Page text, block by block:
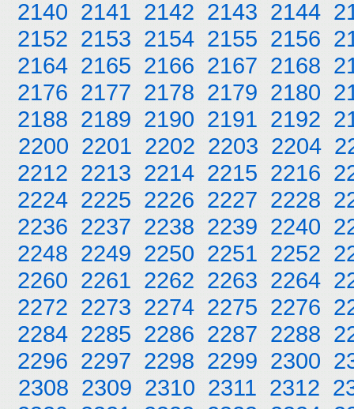
2140 2141 2142 2143 2144
2152 2153 2154 2155 2156
2164 2165 2166 2167 2168
2176 2177 2178 2179 2180
2188 2189 2190 2191 2192
2200 2201 2202 2203 2204
2212 2213 2214 2215 2216
2224 2225 2226 2227 2228
2236 2237 2238 2239 2240
2248 2249 2250 2251 2252
2260 2261 2262 2263 2264
2272 2273 2274 2275 2276
2284 2285 2286 2287 2288
2296 2297 2298 2299 2300
2308 2309 2310 2311 2312